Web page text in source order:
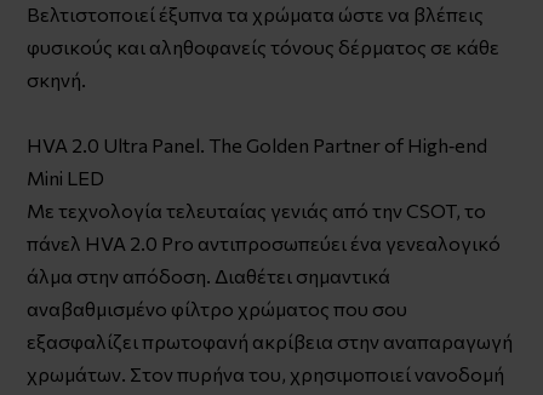
Βελτιστοποιεί έξυπνα τα χρώματα ώστε να βλέπεις
φυσικούς και αληθοφανείς τόνους δέρματος σε κάθε
σκηνή.
HVA 2.0 Ultra Panel. The Golden Partner of High‑end
Mini LED
Με τεχνολογία τελευταίας γενιάς από την CSOT, το
πάνελ HVA 2.0 Pro αντιπροσωπεύει ένα γενεαλογικό
άλμα στην απόδοση. Διαθέτει σημαντικά
αναβαθμισμένο φίλτρο χρώματος που σου
εξασφαλίζει πρωτοφανή ακρίβεια στην αναπαραγωγή
χρωμάτων. Στον πυρήνα του, χρησιμοποιεί νανοδομή